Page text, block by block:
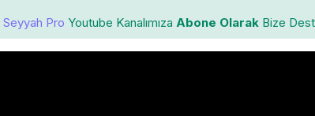
Seyyah Pro Youtube Kanalımıza Abone Olarak Bize